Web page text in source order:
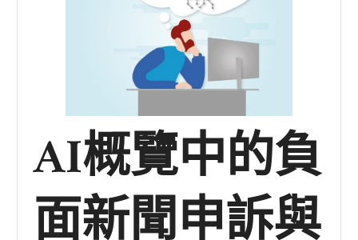
AI概覽中的負